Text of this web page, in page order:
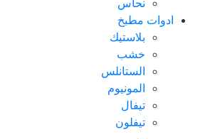
نحاس
ادوات مطبخ
بلاستيك
خشب
الستانلس
المونيوم
تيفال
تيفلون